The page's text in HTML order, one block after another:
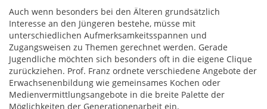
Auch wenn besonders bei den Älteren grundsätzlich
Interesse an den Jüngeren bestehe, müsse mit
unterschiedlichen Aufmerksamkeitsspannen und
Zugangsweisen zu Themen gerechnet werden. Gerade
Jugendliche möchten sich besonders oft in die eigene Clique
zurückziehen. Prof. Franz ordnete verschiedene Angebote der
Erwachsenenbildung wie gemeinsames Kochen oder
Medienvermittlungsangebote in die breite Palette der
Möglichkeiten der Generationenarbeit ein.